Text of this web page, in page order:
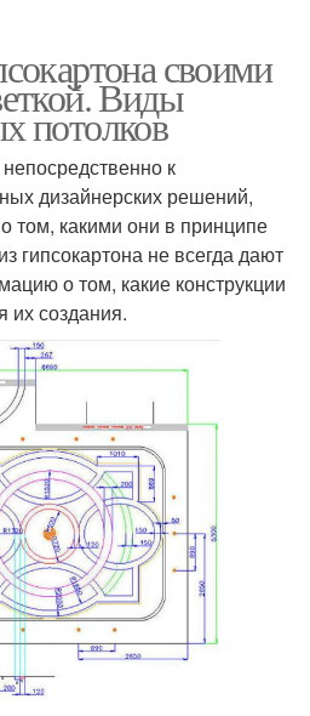
своими
Виды
потолков
к
дизайнерских решений,
том, какими они в принципе
гипсокартона не всегда дают
о том, какие конструкции
их создания.